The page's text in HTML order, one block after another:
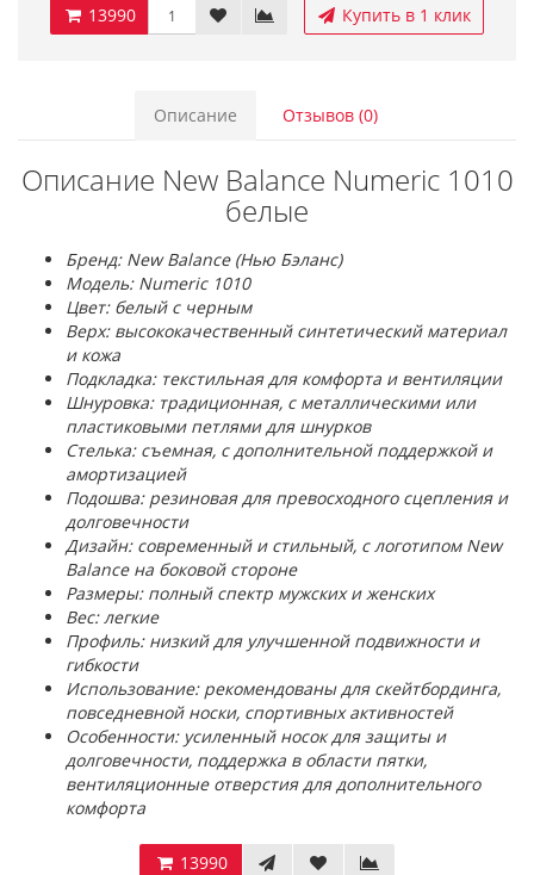
13990 Купить в 1 клик
Описание Отзывов (0)
Описание New Balance Numeric 1010
белые
Бренд: New Balance (Нью Бэланс)
Модель: Numeric 1010
Цвет: белый с черным
Верх: высококачественный синтетический материал
и кожа
Подкладка: текстильная для комфорта и вентиляции
Шнуровка: традиционная, с металлическими или
пластиковыми петлями для шнурков
Стелька: съемная, с дополнительной поддержкой и
амортизацией
Подошва: резиновая для превосходного сцепления и
долговечности
Дизайн: современный и стильный, с логотипом New
Balance на боковой стороне
Размеры: полный спектр мужских и женских
Вес: легкие
Профиль: низкий для улучшенной подвижности и
гибкости
Использование: рекомендованы для скейтбординга,
повседневной носки, спортивных активностей
Особенности: усиленный носок для защиты и
долговечности, поддержка в области пятки,
вентиляционные отверстия для дополнительного
комфорта
13990